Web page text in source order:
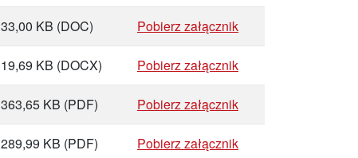
33,00 KB (DOC) Pobierz załącznik
19,69 KB (DOCX) Pobierz załącznik
363,65 KB (PDF) Pobierz załącznik
289,99 KB (PDF) Pobierz załącznik